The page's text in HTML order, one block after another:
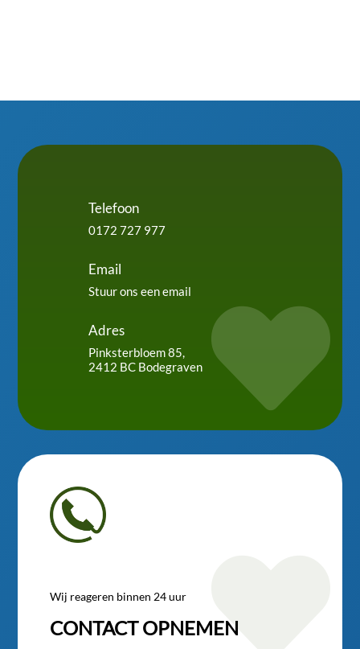
Telefoon
0172 727 977
Email
Stuur ons een email
Adres
Pinksterbloem 85,
2412 BC Bodegraven

Wij reageren binnen 24 uur
CONTACT OPNEMEN